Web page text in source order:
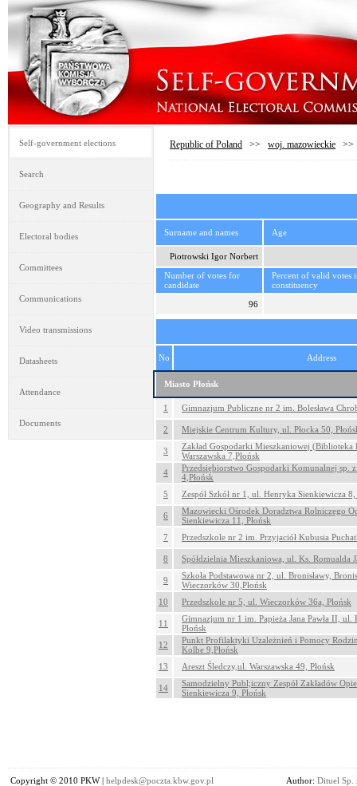
Self-government elections
Search
Geography and Results
Electoral bodies
Committees
Communications
Video transmissions
Datasheets
Attendance
Documents
Republic of Poland >> woj. mazowieckie
Surname and names Age
Piotrowski Igor Norbert
Number of votes for
candidate
Percent of valid votes
constituency
96
No Address
Miasto Płońsk
1 Gimnazjum Publiczne nr 2 im. Bolesława
2 Miejskie Centrum Kultury, ul. Płocka 50,
3
Zakład Gospodarki Mieszkaniowej (Biblioteka
Warszawska 7,Płońsk
4
Przedsiębiorstwo Gospodarki Komunalnej sp.
4,Płońsk
5
Zespół Szkół nr 1, ul. Henryka Sienkiewicza 8,
6
Mazowiecki Ośrodek Doradztwa Rolniczego
Sienkiewicza 11, Płońsk
7
Przedszkole nr 2 im. Przyjaciół Kubusia
8 Spółdzielnia Mieszkaniowa, ul. Ks. Romualda
9
Szkoła Podstawowa nr 2, ul. Bronisławy,
Wieczorków 30,Płońsk
10
Przedszkole nr 5, ul. Wieczorków 36a, Płońsk
11
Gimnazjum nr 1 im. Papieża Jana Pawła II, ul.
Płońsk
12
Punkt Profilaktyki Uzależnień i Pomocy
Kolbe 9,Płońsk
13
Areszt Śledczy,ul. Warszawska 49, Płońsk
14
Samodzielny Publ;iczny Zespół Zakładów
Sienkiewicza 9, Płońsk
Copyright © 2010 PKW | helpdesk@poczta.kbw.gov.pl Author: Dituel Sp.